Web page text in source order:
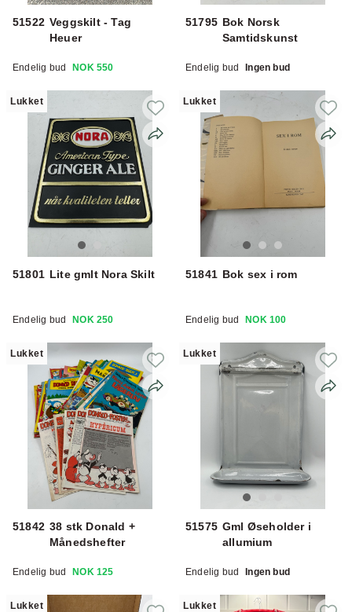
51522 Veggskilt - Tag
Heuer
Endelig bud NOK 550
51795 Bok Norsk
Samtidskunst
Endelig bud Ingen bud
Lukket
51801 Lite gmlt Nora Skilt
Endelig bud NOK 250
Lukket
51841 Bok sex i rom
Endelig bud NOK 100
Lukket
51842 38 stk Donald +
Månedshefter
Endelig bud NOK 125
Lukket
51575 Gml Øseholder i
allumium
Endelig bud Ingen bud
Lukket Lukket